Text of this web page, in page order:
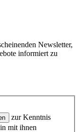
Newsletter,
informiert zu
zur Kenntnis
mit ihnen